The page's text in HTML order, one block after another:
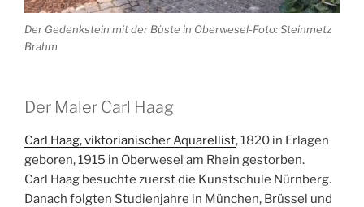
Der Gedenkstein mit der Büste in Oberwesel-Foto: Steinmetz
Brahm
Der Maler Carl Haag
Carl Haag, viktorianischer Aquarellist, 1820 in Erlagen
geboren, 1915 in Oberwesel am Rhein gestorben.
Carl Haag besuchte zuerst die Kunstschule Nürnberg.
Danach folgten Studienjahre in München, Brüssel und